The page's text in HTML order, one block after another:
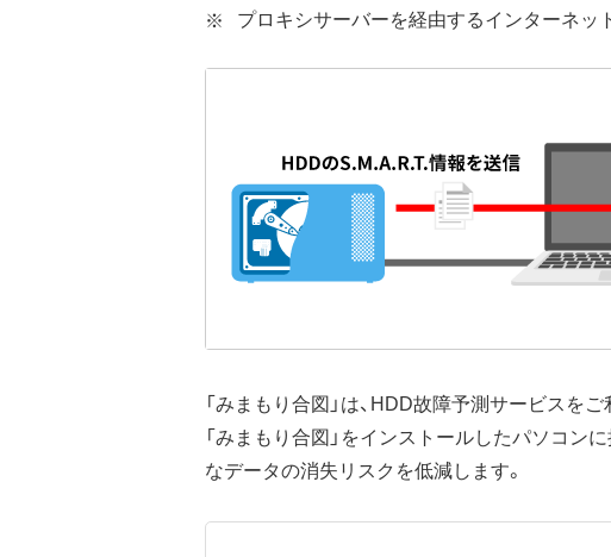
プロキシサーバーを経由するインターネッ
「みまもり合図」は、HDD故障予測サービスを
「みまもり合図」をインストールしたパソコン
なデータの消失リスクを低減します。